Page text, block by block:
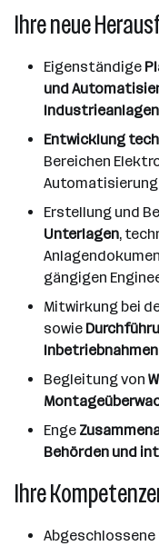
Ihre neue
Eigenständige
und
Entwicklung
Bereichen
Automatisierung
Erstellung und
Unterlagen,
gängigen
Mitwirkung bei
sowie
Inbetriebnahmen
Begleitung von
Enge
Behörden und
Ihre
Abgeschlossene